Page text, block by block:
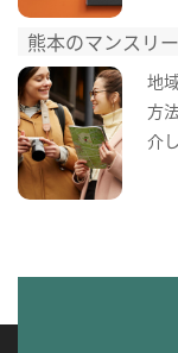
熊本のマンスリ
地
方
介